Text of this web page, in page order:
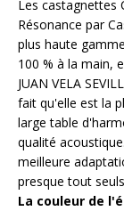
Les castagnettes
Résonance par
plus haute
100 % à la main,
JUAN VELA
fait qu'elle est la
large table
qualité
meilleure
presque tout
La couleur de